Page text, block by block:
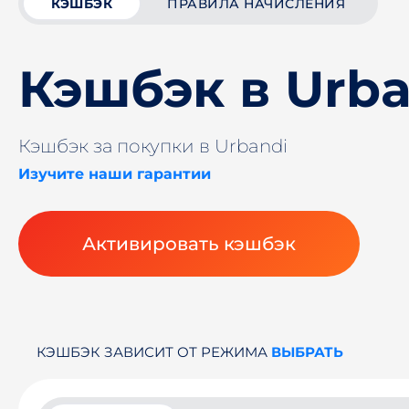
КЭШБЭК ПРАВИЛА НАЧИСЛЕНИЯ
Кэшбэк в
Кэшбэк за покупки в Urbandi
Изучите наши гарантии
Активировать кэшбэк
КЭШБЭК ЗАВИСИТ ОТ РЕЖИМА ВЫБРАТЬ